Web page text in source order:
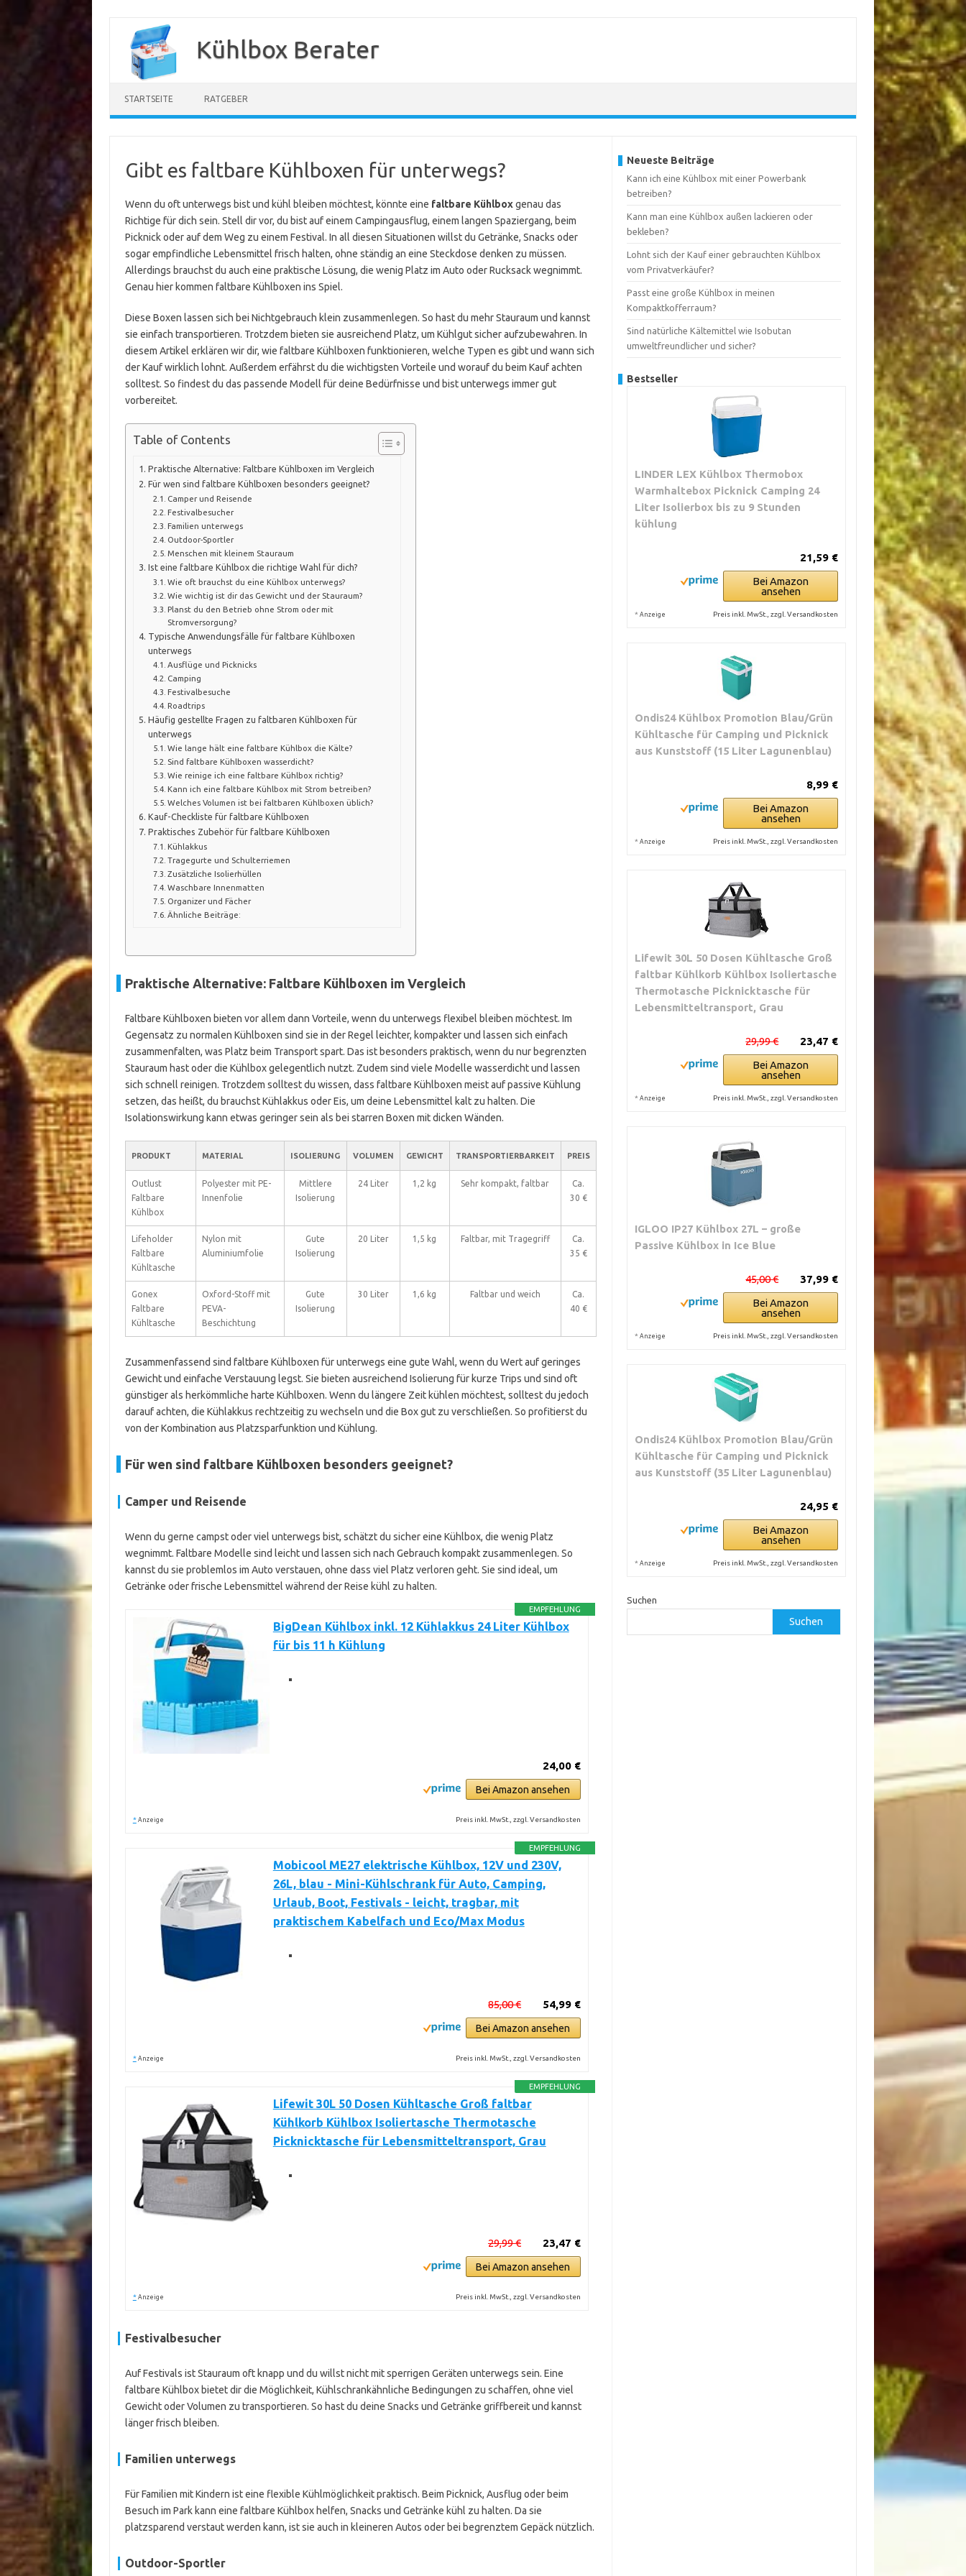
springen
Kühlbox Berater
STARTSEITE RATGEBER
Gibt es faltbare Kühlboxen für unterwegs?
Wenn du oft unterwegs bist und kühl bleiben möchtest, könnte eine faltbare Kühlboxgenau das
Richtige für dich sein. Stell dir vor, du bist auf einem Campingausflug, einem langen Spaziergang, beim
Picknick oder auf dem Weg zu einem Festival. In all diesen Situationen willst du Getränke, Snacks oder
sogar empfindliche Lebensmittel frisch halten, ohne ständig an eine Steckdose denken zu müssen.
Allerdings brauchst du auch eine praktische Lösung, die wenig Platz im Auto oder Rucksack wegnimmt.
Genau hier kommen faltbare Kühlboxen ins Spiel.
Diese Boxen lassen sich bei Nichtgebrauch klein zusammenlegen. So hast du mehr Stauraum und kannst
sie einfach transportieren. Trotzdem bieten sie ausreichend Platz, um Kühlgut sicher aufzubewahren. In
diesem Artikel erklären wir dir, wie faltbare Kühlboxen funktionieren, welche Typen es gibt und wann sich
der Kauf wirklich lohnt. Außerdem erfährst du die wichtigsten Vorteile und worauf du beim Kauf achten
solltest. So findest du das passende Modell für deine Bedürfnisse und bist unterwegs immer gut
vorbereitet.
Table of Contents
Praktische Alternative: Faltbare Kühlboxen im Vergleich
Für wen sind faltbare Kühlboxen besonders geeignet?
Camper und Reisende
Festivalbesucher
Familien unterwegs
Outdoor-Sportler
Menschen mit kleinem Stauraum
Ist eine faltbare Kühlbox die richtige Wahl für dich?
Wie oft brauchst du eine Kühlbox unterwegs?
Wie wichtig ist dir das Gewicht und der Stauraum?
Planst du den Betrieb ohne Strom oder mit
Stromversorgung?
Typische Anwendungsfälle für faltbare Kühlboxen
unterwegs
Ausflüge und Picknicks
Camping
Festivalbesuche
Roadtrips
Häufig gestellte Fragen zu faltbaren Kühlboxen für
unterwegs
Wie lange hält eine faltbare Kühlbox die Kälte?
Sind faltbare Kühlboxen wasserdicht?
Wie reinige ich eine faltbare Kühlbox richtig?
Kann ich eine faltbare Kühlbox mit Strom betreiben?
Welches Volumen ist bei faltbaren Kühlboxen üblich?
Kauf-Checkliste für faltbare Kühlboxen
Praktisches Zubehör für faltbare Kühlboxen
Kühlakkus
Tragegurte und Schulterriemen
Zusätzliche Isolierhüllen
Waschbare Innenmatten
Organizer und Fächer
Ähnliche Beiträge:
Praktische Alternative: Faltbare Kühlboxen im Vergleich
Faltbare Kühlboxen bieten vor allem dann Vorteile, wenn du unterwegs flexibel bleiben möchtest. Im
Gegensatz zu normalen Kühlboxen sind sie in der Regel leichter, kompakter und lassen sich einfach
zusammenfalten, was Platz beim Transport spart. Das ist besonders praktisch, wenn du nur begrenzten
Stauraum hast oder die Kühlbox gelegentlich nutzt. Zudem sind viele Modelle wasserdicht und lassen
sich schnell reinigen. Trotzdem solltest du wissen, dass faltbare Kühlboxen meist auf passive Kühlung
setzen, das heißt, du brauchst Kühlakkus oder Eis, um deine Lebensmittel kalt zu halten. Die
Isolationswirkung kann etwas geringer sein als bei starren Boxen mit dicken Wänden.
PRODUKT MATERIAL ISOLIERUNG VOLUMEN GEWICHT TRANSPORTIERBARKEIT PREIS
Outlust
Faltbare
Kühlbox
Polyester mit PE-
Innenfolie
Mittlere
Isolierung
24 Liter 1,2 kg Sehr kompakt, faltbar
Ca.
30 €
Lifeholder
Faltbare
Kühltasche
Nylon mit
Aluminiumfolie
Gute
Isolierung
20 Liter 1,5 kg Faltbar, mit Tragegriff
Ca.
35 €
Gonex
Faltbare
Kühltasche
Oxford-Stoff mit
PEVA-
Beschichtung
Gute
Isolierung
30 Liter 1,6 kg Faltbar und weich
Ca.
40 €
Zusammenfassend sind faltbare Kühlboxen für unterwegs eine gute Wahl, wenn du Wert auf geringes
Gewicht und einfache Verstauung legst. Sie bieten ausreichend Isolierung für kurze Trips und sind oft
günstiger als herkömmliche harte Kühlboxen. Wenn du längere Zeit kühlen möchtest, solltest du jedoch
darauf achten, die Kühlakkus rechtzeitig zu wechseln und die Box gut zu verschließen. So profitierst du
von der Kombination aus Platzsparfunktion und Kühlung.
Für wen sind faltbare Kühlboxen besonders geeignet?
Camper und Reisende
Wenn du gerne campst oder viel unterwegs bist, schätzt du sicher eine Kühlbox, die wenig Platz
wegnimmt. Faltbare Modelle sind leicht und lassen sich nach Gebrauch kompakt zusammenlegen. So
kannst du sie problemlos im Auto verstauen, ohne dass viel Platz verloren geht. Sie sind ideal, um
Getränke oder frische Lebensmittel während der Reise kühl zu halten.
EMPFEHLUNG
BigDean Kühlbox inkl. 12 Kühlakkus 24 Liter Kühlbox
für bis 11 h Kühlung
24,00 €
Bei Amazon ansehen
* Anzeige Preis inkl. MwSt., zzgl. Versandkosten
EMPFEHLUNG
Mobicool ME27 elektrische Kühlbox, 12V und 230V,
26L, blau - Mini-Kühlschrank für Auto, Camping,
Urlaub, Boot, Festivals - leicht, tragbar, mit
praktischem Kabelfach und Eco/Max Modus
54,99 €
85,00 €
Bei Amazon ansehen
* Anzeige Preis inkl. MwSt., zzgl. Versandkosten
EMPFEHLUNG
Lifewit 30L 50 Dosen Kühltasche Groß faltbar
Kühlkorb Kühlbox Isoliertasche Thermotasche
Picknicktasche für Lebensmitteltransport, Grau
23,47 €
29,99 €
Bei Amazon ansehen
* Anzeige Preis inkl. MwSt., zzgl. Versandkosten
Festivalbesucher
Auf Festivals ist Stauraum oft knapp und du willst nicht mit sperrigen Geräten unterwegs sein. Eine
faltbare Kühlbox bietet dir die Möglichkeit, Kühlschrankähnliche Bedingungen zu schaffen, ohne viel
Gewicht oder Volumen zu transportieren. So hast du deine Snacks und Getränke griffbereit und kannst
länger frisch bleiben.
Familien unterwegs
Für Familien mit Kindern ist eine flexible Kühlmöglichkeit praktisch. Beim Picknick, Ausflug oder beim
Besuch im Park kann eine faltbare Kühlbox helfen, Snacks und Getränke kühl zu halten. Da sie
platzsparend verstaut werden kann, ist sie auch in kleineren Autos oder bei begrenztem Gepäck nützlich.
Outdoor-Sportler
Neueste Beiträge
Kann ich eine Kühlbox mit einer Powerbank
betreiben?
Kann man eine Kühlbox außen lackieren oder
bekleben?
Lohnt sich der Kauf einer gebrauchten Kühlbox
vom Privatverkäufer?
Passt eine große Kühlbox in meinen
Kompaktkofferraum?
Sind natürliche Kältemittel wie Isobutan
umweltfreundlicher und sicher?
Bestseller
LINDER LEX Kühlbox Thermobox
Warmhaltebox Picknick Camping 24
Liter Isolierbox bis zu 9 Stunden
kühlung
21,59 €
Bei Amazon
ansehen
* Anzeige Preis inkl. MwSt., zzgl. Versandkosten
Ondis24 Kühlbox Promotion Blau/Grün
Kühltasche für Camping und Picknick
aus Kunststoff (15 Liter Lagunenblau)
8,99 €
Bei Amazon
ansehen
* Anzeige Preis inkl. MwSt., zzgl. Versandkosten
Lifewit 30L 50 Dosen Kühltasche Groß
faltbar Kühlkorb Kühlbox Isoliertasche
Thermotasche Picknicktasche für
Lebensmitteltransport, Grau
23,47 €
29,99 €
Bei Amazon
ansehen
* Anzeige Preis inkl. MwSt., zzgl. Versandkosten
IGLOO IP27 Kühlbox 27L – große
Passive Kühlbox in Ice Blue
37,99 €
45,00 €
Bei Amazon
ansehen
* Anzeige Preis inkl. MwSt., zzgl. Versandkosten
Ondis24 Kühlbox Promotion Blau/Grün
Kühltasche für Camping und Picknick
aus Kunststoff (35 Liter Lagunenblau)
24,95 €
Bei Amazon
ansehen
* Anzeige Preis inkl. MwSt., zzgl. Versandkosten
Suchen
Suchen